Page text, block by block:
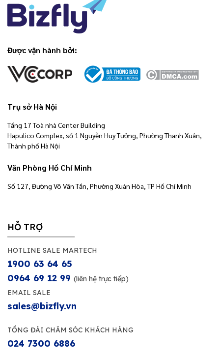
Được vận hành bởi:
Trụ sở Hà Nội
Tầng 17 Toà nhà Center Building
Hapulico Complex, số 1 Nguyễn Huy Tưởng, Phường Thanh Xuân,
Thành phố Hà Nội
Văn Phòng Hồ Chí Minh
Số 127, Đường Võ Văn Tần, Phường Xuân Hòa, TP Hồ Chí Minh
HỖ TRỢ
HOTLINE SALE MARTECH
1900 63 64 65
0964 69 12 99 (liên hệ trực tiếp)
EMAIL SALE
sales@bizfly.vn
TỔNG ĐÀI CHĂM SÓC KHÁCH HÀNG
024 7300 6886